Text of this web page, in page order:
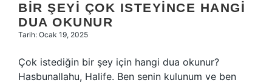
BIR ŞEYI ÇOK ISTEYINCE HANGI
DUA OKUNUR
Tarih: Ocak 19, 2025
Çok istediğin bir şey için hangi dua okunur?
Hasbunallahu, Halife. Ben senin kulunum ve ben